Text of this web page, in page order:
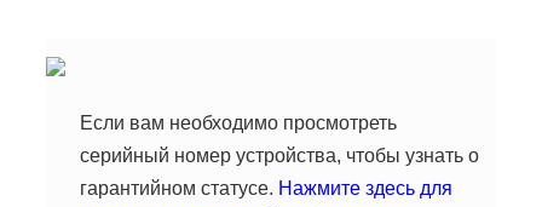
т
у
Если вам необходимо просмотреть
серийный номер устройства, чтобы узнать о
гарантийном статусе. Нажмите здесь для